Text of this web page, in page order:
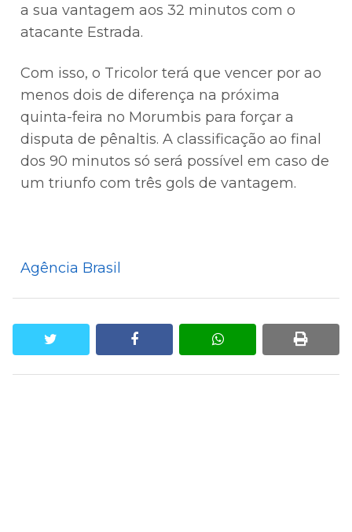
a sua vantagem aos 32 minutos com o
atacante Estrada.
Com isso, o Tricolor terá que vencer por ao
menos dois de diferença na próxima
quinta-feira no Morumbis para forçar a
disputa de pênaltis. A classificação ao final
dos 90 minutos só será possível em caso de
um triunfo com três gols de vantagem.
Agência Brasil
facebook whatsapp print